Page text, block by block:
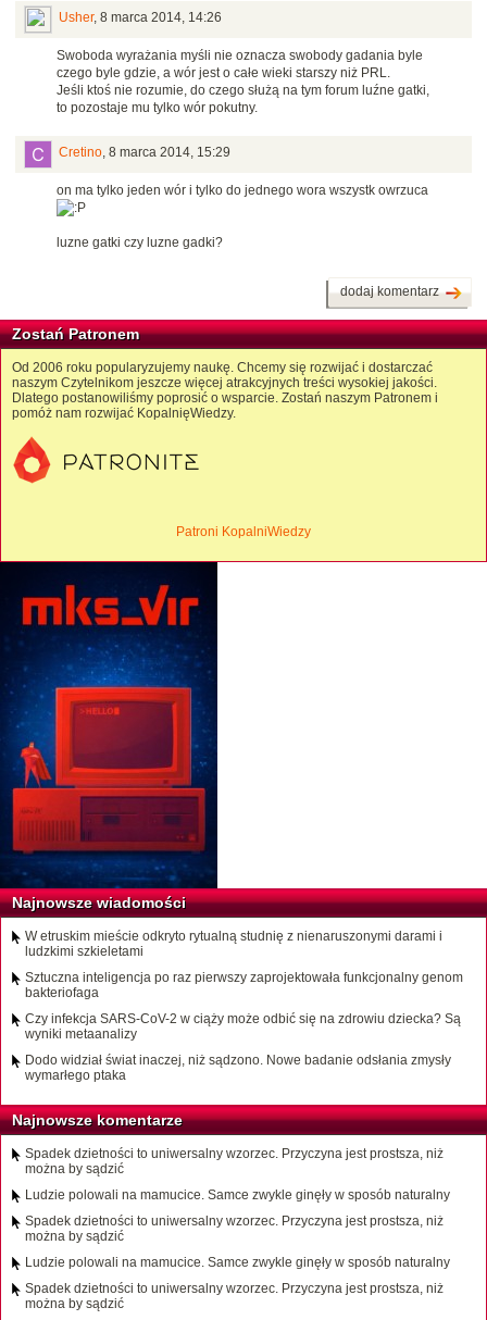
Usher, 8 marca 2014, 14:26
Swoboda wyrażania myśli nie oznacza swobody gadania byle
czego byle gdzie, a wór jest o całe wieki starszy niż PRL.
Jeśli ktoś nie rozumie, do czego służą na tym forum luźne gatki,
to pozostaje mu tylko wór pokutny.
Cretino, 8 marca 2014, 15:29
on ma tylko jeden wór i tylko do jednego wora wszystk owrzuca
luzne gatki czy luzne gadki?
dodaj komentarz
Zostań Patronem
Od 2006 roku popularyzujemy naukę. Chcemy się rozwijać i dostarczać
naszym Czytelnikom jeszcze więcej atrakcyjnych treści wysokiej jakości.
Dlatego postanowiliśmy poprosić o wsparcie. Zostań naszym Patronem i
pomóż nam rozwijać KopalnięWiedzy.
Patroni KopalniWiedzy
Najnowsze wiadomości
W etruskim mieście odkryto rytualną studnię z nienaruszonymi darami i
ludzkimi szkieletami
Sztuczna inteligencja po raz pierwszy zaprojektowała funkcjonalny genom
bakteriofaga
Czy infekcja SARS-CoV-2 w ciąży może odbić się na zdrowiu dziecka? Są
wyniki metaanalizy
Dodo widział świat inaczej, niż sądzono. Nowe badanie odsłania zmysły
wymarłego ptaka
Najnowsze komentarze
Spadek dzietności to uniwersalny wzorzec. Przyczyna jest prostsza, niż
można by sądzić
Ludzie polowali na mamucice. Samce zwykle ginęły w sposób naturalny
Spadek dzietności to uniwersalny wzorzec. Przyczyna jest prostsza, niż
można by sądzić
Ludzie polowali na mamucice. Samce zwykle ginęły w sposób naturalny
Spadek dzietności to uniwersalny wzorzec. Przyczyna jest prostsza, niż
można by sądzić